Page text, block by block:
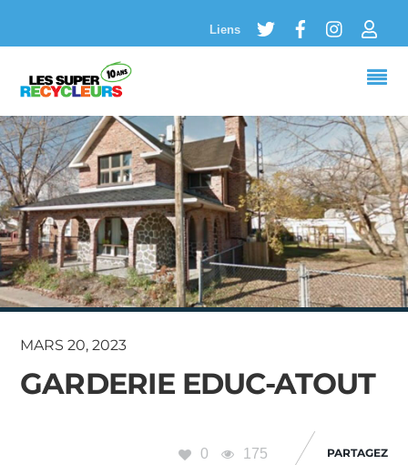
Liens
Twitter FacebookInstagram
MARS 20, 2023
GARDERIE EDUC-ATOUT
0 175 PARTAGEZ